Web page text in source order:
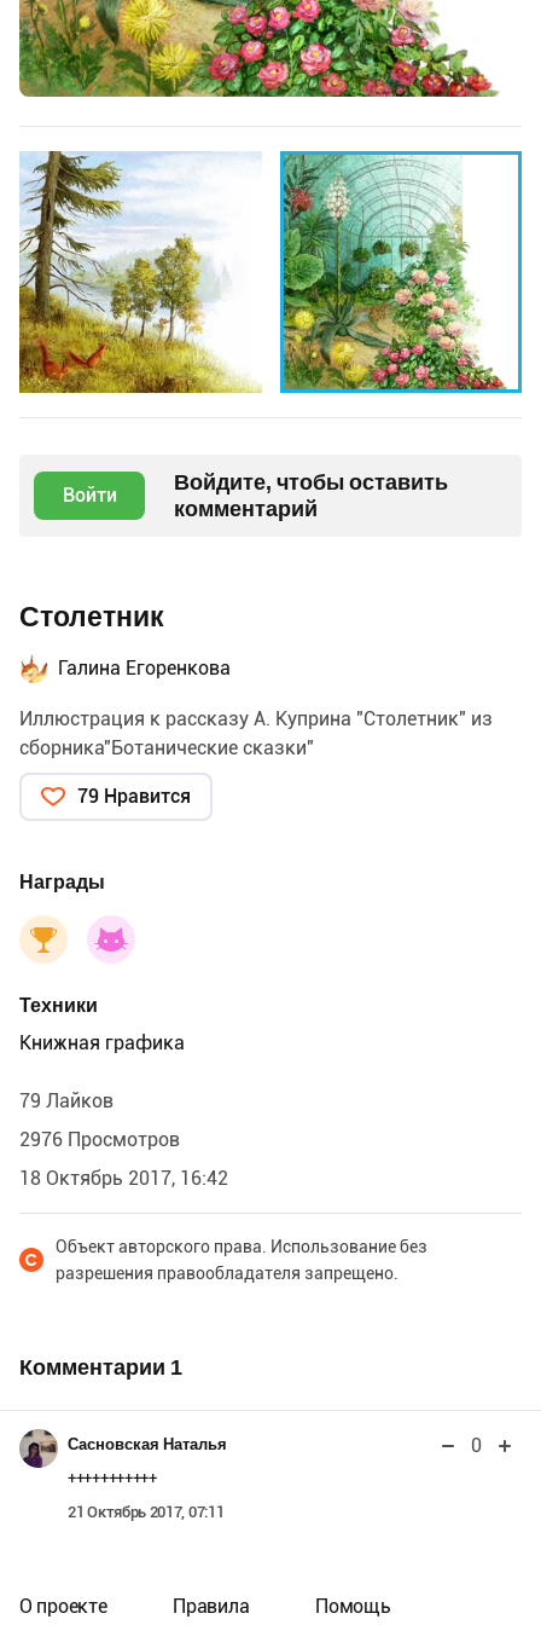
Войти
Войдите, чтобы оставить
комментарий
Столетник
Галина Егоренкова
Иллюстрация к рассказу А. Куприна "Столетник" из
сборника"Ботанические сказки"
79 Нравится
Награды
Техники
Книжная графика
79 Лайков
2976 Просмотров
18 Октябрь 2017, 16:42
Объект авторского права. Использование без
разрешения правообладателя запрещено.
Комментарии 1
Сасновская Наталья 0
+++++++++++
21 Октябрь 2017, 07:11
О проекте Правила Помощь